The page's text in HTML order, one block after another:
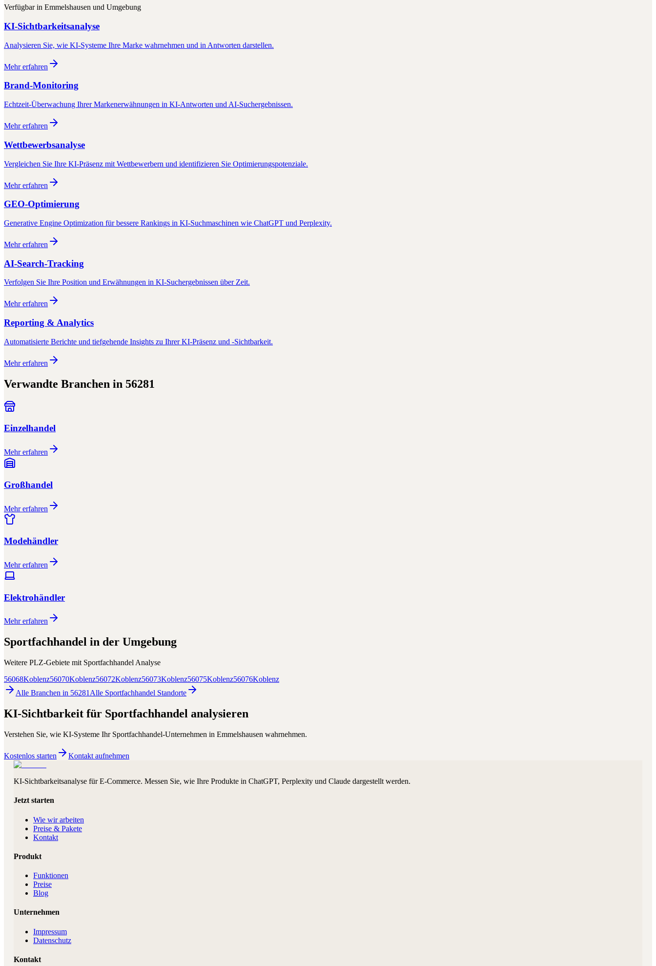
Verfügbar in Emmelshausen und Umgebung
KI-Sichtbarkeitsanalyse
Analysieren Sie, wie KI-Systeme Ihre Marke wahrnehmen und in Antworten darstellen.
Mehr erfahren
Brand-Monitoring
Echtzeit-Überwachung Ihrer Markenerwähnungen in KI-Antworten und AI-Suchergebnissen.
Mehr erfahren
Wettbewerbsanalyse
Vergleichen Sie Ihre KI-Präsenz mit Wettbewerbern und identifizieren Sie Optimierungspotenziale.
Mehr erfahren
GEO-Optimierung
Generative Engine Optimization für bessere Rankings in KI-Suchmaschinen wie ChatGPT und Perplexity.
Mehr erfahren
AI-Search-Tracking
Verfolgen Sie Ihre Position und Erwähnungen in KI-Suchergebnissen über Zeit.
Mehr erfahren
Reporting & Analytics
Automatisierte Berichte und tiefgehende Insights zu Ihrer KI-Präsenz und -Sichtbarkeit.
Mehr erfahren
Verwandte Branchen in 56281
Einzelhandel
Mehr erfahren
Großhandel
Mehr erfahren
Modehändler
Mehr erfahren
Elektrohändler
Mehr erfahren
Sportfachhandel in der Umgebung
Weitere PLZ-Gebiete mit Sportfachhandel Analyse
56068Koblenz56070Koblenz56072Koblenz56073Koblenz56075Koblenz56076Koblenz
Alle Branchen in 56281 Alle Sportfachhandel Standorte
KI-Sichtbarkeit für Sportfachhandel analysieren
Verstehen Sie, wie KI-Systeme Ihr Sportfachhandel-Unternehmen in Emmelshausen wahrnehmen.
Kostenlos starten Kontakt aufnehmen
KI-Sichtbarkeitsanalyse für E-Commerce. Messen Sie, wie Ihre Produkte in ChatGPT, Perplexity und Claude dargestellt werden.
Jetzt starten
Wie wir arbeiten
Preise & Pakete
Kontakt
Produkt
Funktionen
Preise
Blog
Unternehmen
Impressum
Datenschutz
Kontakt